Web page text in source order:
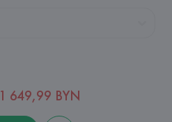
1 649,99 BYN